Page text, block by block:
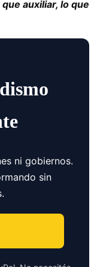
auxiliar, lo que
ni gobiernos.
sin